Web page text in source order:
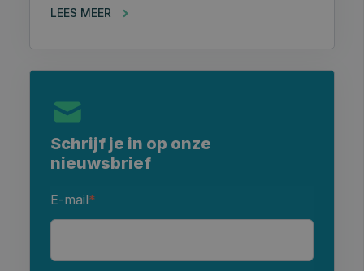
LEES MEER
Schrijf je in op onze
nieuwsbrief
E-mail*